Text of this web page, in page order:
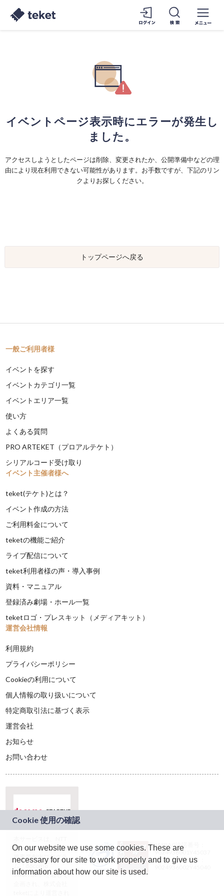
イベントページ表示時にエラーが発生し
ました。
アクセスしようとしたページは削除、変更されたか、公開準備中などの理
由により現在利用できない可能性があります。お手数ですが、下記のリン
クよりお探しください。
トップページへ戻る
一般ご利用者様
イベントを探す
イベントカテゴリ一覧
イベントエリア一覧
使い方
よくある質問
PRO ARTEKET（プロアルテケト）
シリアルコード受け取り
イベント主催者様へ
teket(テケト)とは？
イベント作成の方法
ご利用料金について
teketの機能ご紹介
ライブ配信について
teket利用者様の声・導入事例
資料・マニュアル
登録済み劇場・ホール一覧
teketロゴ・プレスキット（メディアキット）
運営会社情報
利用規約
プライバシーポリシー
Cookieの利用について
個人情報の取り扱いについて
特定商取引法に基づく表示
運営会社
お知らせ
お問い合わせ
ドコモグループの新
規事業創出プログラ
ム「docomo
STARTUP」を通じて
JASRAC許諾番号：
9024936001Y45037
JASRAC許諾番号：
On our website we use some cookies. These are
necessary for our site to work properly and to give us
information about how our site is used.